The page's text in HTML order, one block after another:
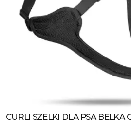
Zobacz produkt
CURLI SZELKI DLA PSA BELKA